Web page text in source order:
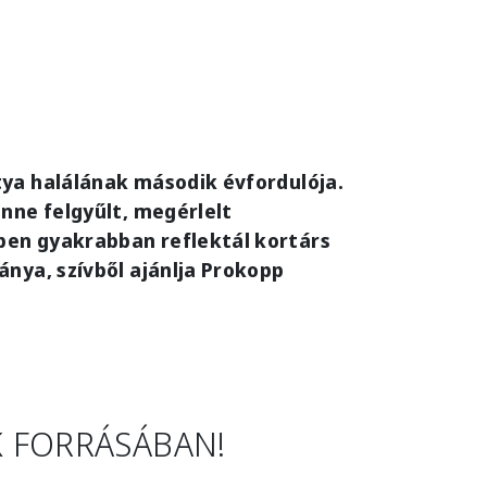
halálának második évfordulója.
felgyűlt, megérlelt
gyakrabban reflektál kortárs
szívből ajánlja Prokopp